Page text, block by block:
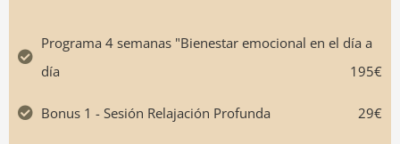
Programa 4 semanas "Bienestar emocional en el día a
día
195€
Bonus 1 - Sesión Relajación Profunda 29€